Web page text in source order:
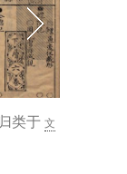
类于 文